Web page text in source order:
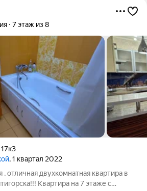
7 этаж из 8
17к3
, 1 квартал 2022
, отличная двухкомнатная квартира в
Квартира на 7 этаже с